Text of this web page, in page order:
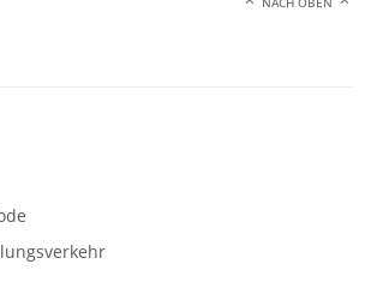
NACH OBEN